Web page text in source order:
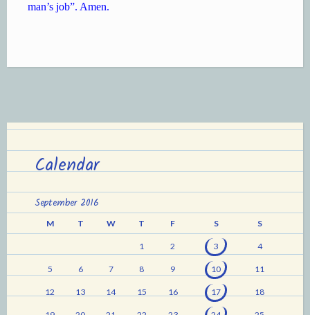
man’s job”. Amen.
Calendar
September 2016
M T W T F S S
1 2 3 4
5 6 7 8 9 10 11
12 13 14 15 16 17 18